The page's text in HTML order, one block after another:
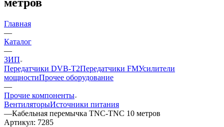
Главная
—
Каталог
—
ЗИП
Передатчики DVB-T2Передатчики FMУсилители
мощностиПрочее оборудование
—
Прочие компоненты
ВентиляторыИсточники питания
—Кабельная перемычка TNC-TNC 10 метров
Артикул: 7285